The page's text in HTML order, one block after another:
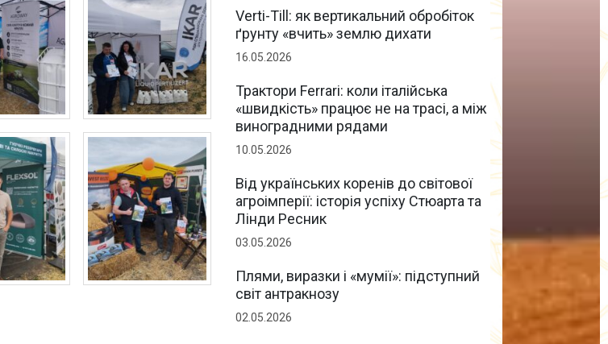
Verti-Till: як вертикальний обробіток
ґрунту «вчить» землю дихати
16.05.2026
Трактори Ferrari: коли італійська
«швидкість» працює не на трасі, а між
виноградними рядами
10.05.2026
Від українських коренів до світової
агроімперії: історія успіху Стюарта та
Лінди Ресник
03.05.2026
Плями, виразки і «мумії»: підступний
світ антракнозу
02.05.2026